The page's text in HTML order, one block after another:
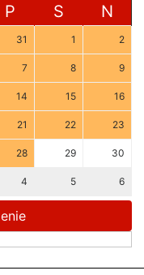
P S N
31 1 2
7 8 9
14 15 16
21 22 23
28 29 30
4 5 6